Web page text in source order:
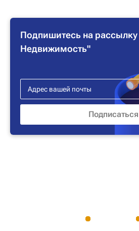
Подпишитесь на
Недвижимость"